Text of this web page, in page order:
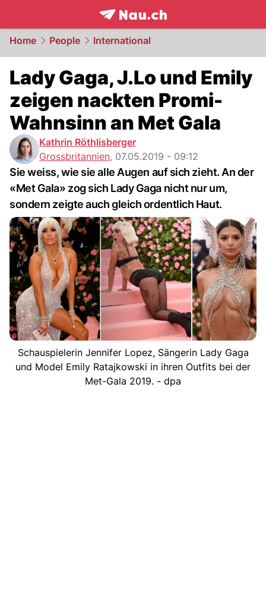
frontpage.NAU.ch
Home People International
Lady Gaga, J.Lo und Emily
zeigen nackten Promi-
Wahnsinn an Met Gala
Kathrin Röthlisberger
Grossbritannien, 07.05.2019 - 09:12
Sie weiss, wie sie alle Augen auf sich zieht. An der
«Met Gala» zog sich Lady Gaga nicht nur um,
sondern zeigte auch gleich ordentlich Haut.
Schauspielerin Jennifer Lopez, Sängerin Lady Gaga
und Model Emily Ratajkowski in ihren Outfits bei der
Met-Gala 2019. - dpa